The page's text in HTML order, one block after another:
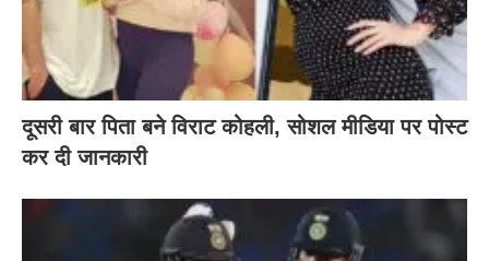
दूसरी बार‌ पिता बने विराट कोहली, सोशल मीडिया पर पोस्ट
कर दी‌ जानकारी